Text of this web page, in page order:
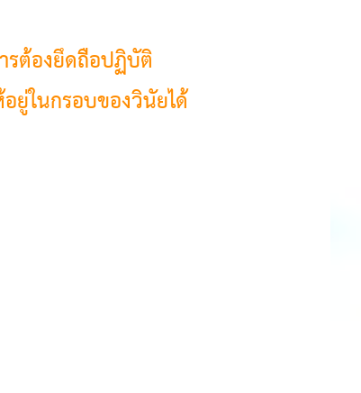
ต้องยึดถือปฏิบัติ
ยู่ในกรอบของวินัยได้